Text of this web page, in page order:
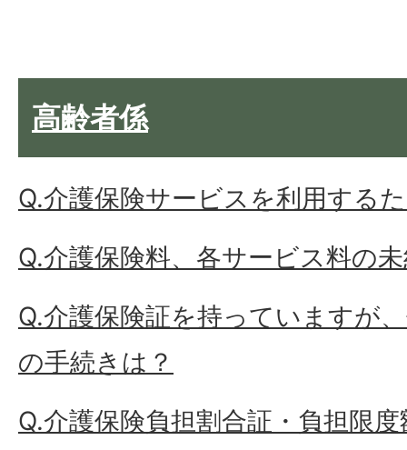
高齢者係
Q.介護保険サービスを利用する
Q.介護保険料、各サービス料の
Q.介護保険証を持っていますが
の手続きは？
Q.介護保険負担割合証・負担限